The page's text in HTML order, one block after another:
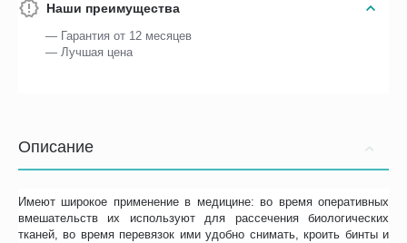
Наши преимущества
— Гарантия от 12 месяцев
— Лучшая цена
Описание
Имеют широкое применение в медицине: во время оперативных
вмешательств их используют для рассечения биологических
тканей, во время перевязок ими удобно снимать, кроить бинты и